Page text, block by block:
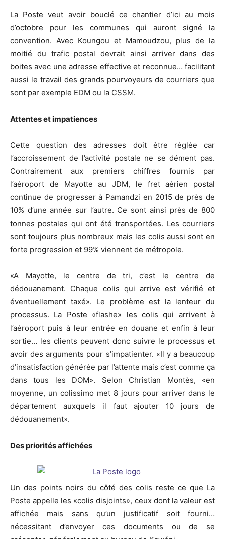
La Poste veut avoir bouclé ce chantier d’ici au mois
d’octobre pour les communes qui auront signé la
convention. Avec Koungou et Mamoudzou, plus de la
moitié du trafic postal devrait ainsi arriver dans des
boites avec une adresse effective et reconnue… facilitant
aussi le travail des grands pourvoyeurs de courriers que
sont par exemple EDM ou la CSSM.
Attentes et impatiences
Cette question des adresses doit être réglée car
l’accroissement de l’activité postale ne se dément pas.
Contrairement aux premiers chiffres fournis par
l’aéroport de Mayotte au JDM, le fret aérien postal
continue de progresser à Pamandzi en 2015 de près de
10% d’une année sur l’autre. Ce sont ainsi près de 800
tonnes postales qui ont été transportées. Les courriers
sont toujours plus nombreux mais les colis aussi sont en
forte progression et 99% viennent de métropole.
«A Mayotte, le centre de tri, c’est le centre de
dédouanement. Chaque colis qui arrive est vérifié et
éventuellement taxé». Le problème est la lenteur du
processus. La Poste «flashe» les colis qui arrivent à
l’aéroport puis à leur entrée en douane et enfin à leur
sortie… les clients peuvent donc suivre le processus et
avoir des arguments pour s’impatienter. «Il y a beaucoup
d’insatisfaction générée par l’attente mais c’est comme ça
dans tous les DOM». Selon Christian Montès, «en
moyenne, un colissimo met 8 jours pour arriver dans le
département auxquels il faut ajouter 10 jours de
dédouanement».
Des priorités affichées
Un des points noirs du côté des colis reste ce que La
Poste appelle les «colis disjoints», ceux dont la valeur est
affichée mais sans qu’un justificatif soit fourni…
nécessitant d’envoyer ces documents ou de se